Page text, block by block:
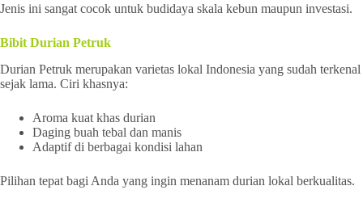
Jenis ini sangat cocok untuk budidaya skala kebun maupun investasi.
Bibit Durian Petruk
Durian Petruk merupakan varietas lokal Indonesia yang sudah terkenal
sejak lama. Ciri khasnya:
Aroma kuat khas durian
Daging buah tebal dan manis
Adaptif di berbagai kondisi lahan
Pilihan tepat bagi Anda yang ingin menanam durian lokal berkualitas.